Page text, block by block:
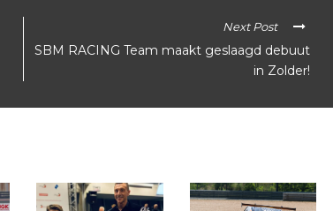
Next Post
SBM RACING Team maakt geslaagd debuut
in Zolder!